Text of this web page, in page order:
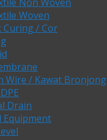
Woven
Curing / Cor
Wire / Kawat Bronjong
Drain
Equipment